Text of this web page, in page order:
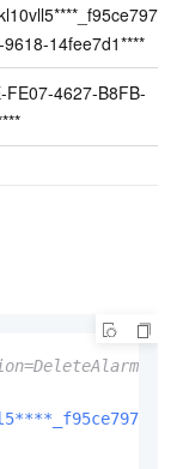
14fee7d1****
FE07-4627-B8FB-